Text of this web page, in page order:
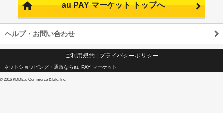
au PAY マーケット トップへ
ヘルプ・お問い合わせ
ご利用規約| プライバシーポリシー
ネットショッピング・通販ならau PAY マーケット
© 2016 KDDI/au Commerce & Life, Inc.